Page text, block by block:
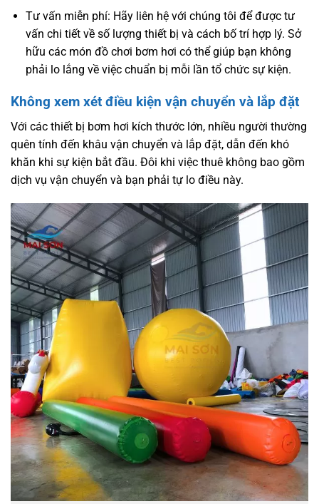
Tư vấn miễn phí: Hãy liên hệ với chúng tôi để được tư
vấn chi tiết về số lượng thiết bị và cách bố trí hợp lý. Sở
hữu các món đồ chơi bơm hơi có thể giúp bạn không
phải lo lắng về việc chuẩn bị mỗi lần tổ chức sự kiện.
Không xem xét điều kiện vận chuyển và lắp đặt
Với các thiết bị bơm hơi kích thước lớn, nhiều người thường
quên tính đến khâu vận chuyển và lắp đặt, dẫn đến khó
khăn khi sự kiện bắt đầu. Đôi khi việc thuê không bao gồm
dịch vụ vận chuyển và bạn phải tự lo điều này.